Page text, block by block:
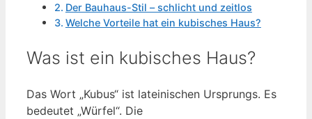
Der Bauhaus-Stil – schlicht und zeitlos
Welche Vorteile hat ein kubisches Haus?
Was ist ein kubisches Haus?
Das Wort „Kubus“ ist lateinischen Ursprungs. Es
bedeutet „Würfel“. Die